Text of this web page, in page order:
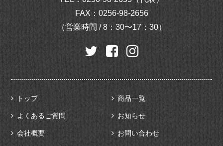
FAX：0256-98-2656
（営業時間 / 8：30〜17：30）
トップ 商品一覧
よくあるご質問 お知らせ
会社概要 お問い合わせ